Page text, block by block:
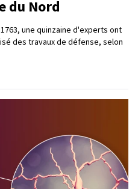
du Nord
une quinzaine d'experts ont
des travaux de défense, selon